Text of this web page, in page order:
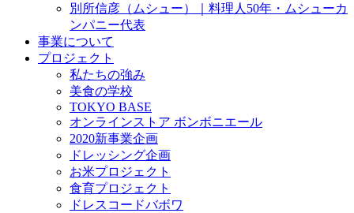
別所信彦（ムシュー）｜料理人50年・ムシューカ
ンパニー代表
事業について
プロジェクト
私たちの強み
美食の学校
TOKYO BASE
オンラインストア ボンボニエール
2020新事業企画
ドレッシング企画
お米プロジェクト
食育プロジェクト
ドレスコードバボワ